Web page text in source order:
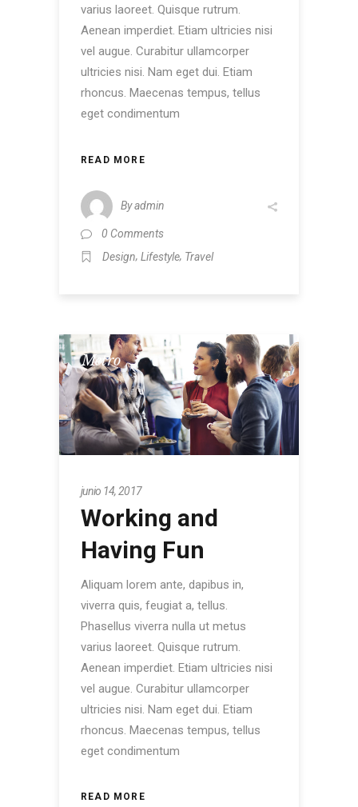
varius laoreet. Quisque rutrum.
Aenean imperdiet. Etiam ultricies nisi
vel augue. Curabitur ullamcorper
ultricies nisi. Nam eget dui. Etiam
rhoncus. Maecenas tempus, tellus
eget condimentum
READ MORE
Byadmin
0 Comments
Design, Lifestyle, Travel
Metro
junio 14, 2017
Working and
Having Fun
Aliquam lorem ante, dapibus in,
viverra quis, feugiat a, tellus.
Phasellus viverra nulla ut metus
varius laoreet. Quisque rutrum.
Aenean imperdiet. Etiam ultricies nisi
vel augue. Curabitur ullamcorper
ultricies nisi. Nam eget dui. Etiam
rhoncus. Maecenas tempus, tellus
eget condimentum
READ MORE